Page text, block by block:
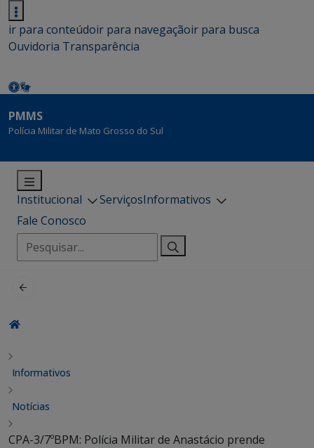
ir para conteúdoir para navegaçãoir para busca
Ouvidoria Transparência
PMMS
Polícia Militar de Mato Grosso do Sul
Institucional ServiçosInformativos
Fale Conosco
Pesquisar
por:
Informativos
Notícias
CPA-3/7ºBPM: Polícia Militar de Anastácio prende